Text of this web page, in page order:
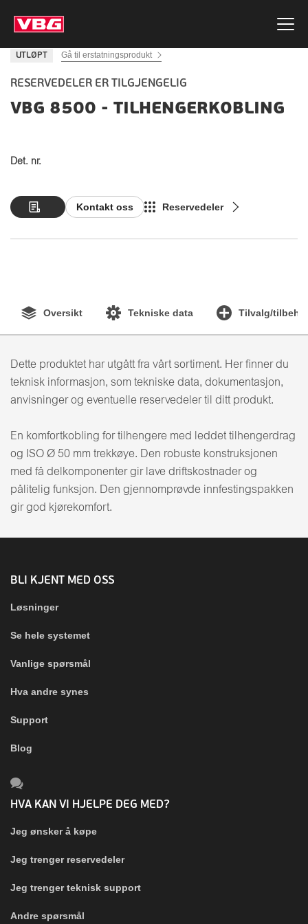
UTLØPT Gå til erstatningsprodukt
RESERVEDELER ER TILGJENGELIG
VBG 8500 - TILHENGERKOBLING
Det. nr.
Kontakt oss Reservedeler
Oversikt Tekniske data Tilvalg/
Dette produktet har utgått fra vårt sortiment. Her finner du
teknisk informasjon, som tekniske data, dokumentasjon,
anvisninger og eventuelle reservedeler til ditt produkt.
En komfortkobling for tilhengere med leddet tilhengerdrag
og ISO Ø 50 mm trekkøye. Den robuste konstruksjonen
med få delkomponenter gir lave driftskostnader og
pålitelig funksjon. Den gjennomprøvde innfestingspakken
gir god kjørekomfort.
BLI KJENT MED OSS
Løsninger
Se hele systemet
Vanlige spørsmål
Hva andre synes
Support
Blog
HVA KAN VI HJELPE DEG MED?
Jeg ønsker å køpe
Jeg trenger reservedeler
Jeg trenger teknisk support
Andre spørsmål